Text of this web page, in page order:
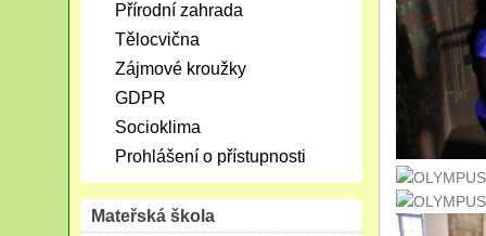
Přírodní zahrada
Tělocvična
Zájmové kroužky
GDPR
Socioklima
Prohlášení o přístupnosti
Mateřská škola